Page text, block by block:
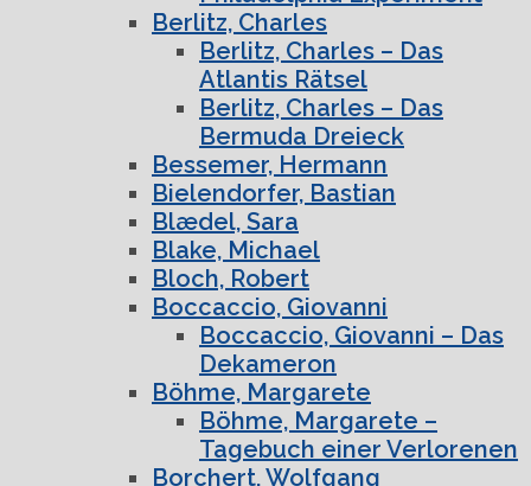
Berlitz, Charles
Berlitz, Charles – Das
Atlantis Rätsel
Berlitz, Charles – Das
Bermuda Dreieck
Bessemer, Hermann
Bielendorfer, Bastian
Blædel, Sara
Blake, Michael
Bloch, Robert
Boccaccio, Giovanni
Boccaccio, Giovanni – Das
Dekameron
Böhme, Margarete
Böhme, Margarete –
Tagebuch einer Verlorenen
Borchert, Wolfgang